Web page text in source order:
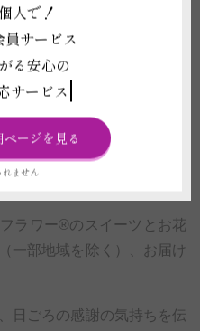
ラワー®では、贈答用のお
お祝い花のギフトセット
スイーツや、老舗店の焼き
花と一緒に全国に宅配でお
ラワー®のスイーツとお花
一部地域を除く）、お届け
日ごろの感謝の気持ちを伝
人で！
サービス
る安心の
サービス
ージを見る
れません